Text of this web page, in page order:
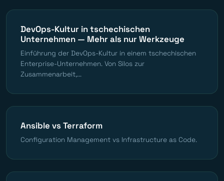
DevOps-Kultur in tschechischen
Unternehmen — Mehr als nur Werkzeuge
Einführung der DevOps-Kultur in einem tschechischen
Enterprise-Unternehmen. Von Silos zur
Zusammenarbeit,...
Ansible vs Terraform
Configuration Management vs Infrastructure as Code.